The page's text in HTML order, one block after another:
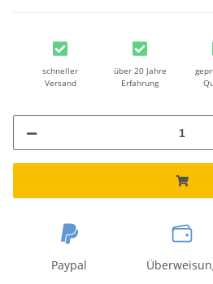
schneller
Versand
über 20 Jahre
Erfahrung
Paypal